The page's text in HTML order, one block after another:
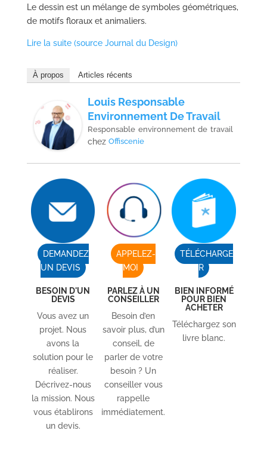
Le dessin est un mélange de symboles géométriques,
de motifs floraux et animaliers.
Lire la suite (source Journal du Design)
À propos Articles récents
Louis Responsable
Environnement De Travail
Responsable environnement de travail
chez Offiscenie
DEMANDEZ
UN DEVIS
BESOIN D'UN
DEVIS
Vous avez un
projet. Nous
avons la
solution pour le
réaliser.
Décrivez-nous
la mission. Nous
vous établirons
un devis.
APPELEZ-
MOI
PARLEZ À UN
CONSEILLER
Besoin d’en
savoir plus, d’un
conseil, de
parler de votre
besoin ? Un
conseiller vous
rappelle
immédiatement.
TÉLÉCHARGE
R
BIEN INFORMÉ
POUR BIEN
ACHETER
Téléchargez son
livre blanc.